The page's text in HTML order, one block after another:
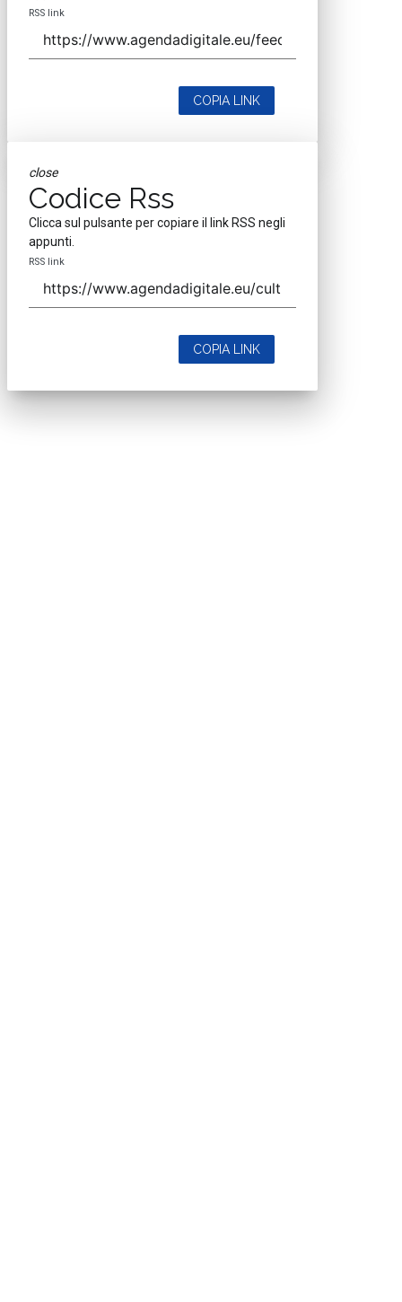
RSS link
COPIA LINK
close
Codice Rss
Clicca sul pulsante per copiare il link RSS negli
appunti.
RSS link
COPIA LINK